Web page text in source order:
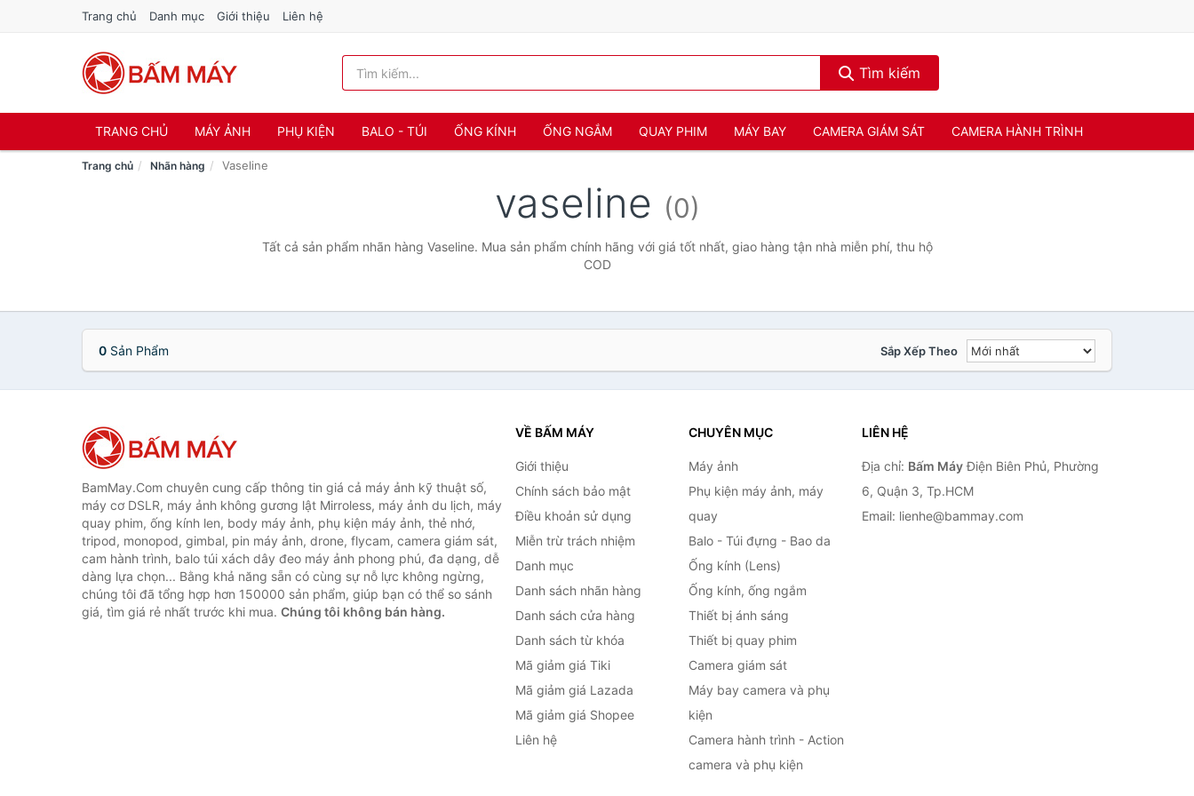
Trang chủ Danh mục Giới thiệu Liên hệ
Tìm kiếm
TRANG CHỦ MÁY ẢNH PHỤ KIỆN BALO - TÚI ỐNG KÍNH ỐNG NGẮM QUAY PHIM MÁY BAY CAMERA GIÁM SÁT CAMERA HÀNH TRÌNH
Trang chủ Nhãn hàng Vaseline
vaseline (0)
Tất cả sản phẩm nhãn hàng Vaseline. Mua sản phẩm chính hãng với giá tốt nhất, giao hàng tận nhà miễn phí, thu hộ
COD
0 Sản Phẩm Sắp Xếp Theo
BamMay.Com chuyên cung cấp thông tin giá cả máy ảnh kỹ thuật số,
máy cơ DSLR, máy ảnh không gương lật Mirroless, máy ảnh du lịch, máy
quay phim, ống kính len, body máy ảnh, phụ kiện máy ảnh, thẻ nhớ,
tripod, monopod, gimbal, pin máy ảnh, drone, flycam, camera giám sát,
cam hành trình, balo túi xách dây đeo máy ảnh phong phú, đa dạng, dễ
dàng lựa chọn... Bằng khả năng sẵn có cùng sự nỗ lực không ngừng,
chúng tôi đã tổng hợp hơn 150000 sản phẩm, giúp bạn có thể so sánh
giá, tìm giá rẻ nhất trước khi mua. Chúng tôi không bán hàng.
VỀ BẤM MÁY
Giới thiệu
Chính sách bảo mật
Điều khoản sử dụng
Miễn trừ trách nhiệm
Danh mục
Danh sách nhãn hàng
Danh sách cửa hàng
Danh sách từ khóa
Mã giảm giá Tiki
Mã giảm giá Lazada
Mã giảm giá Shopee
Liên hệ
CHUYÊN MỤC
Máy ảnh
Phụ kiện máy ảnh, máy
quay
Balo - Túi đựng - Bao da
Ống kính (Lens)
Ống kính, ống ngắm
Thiết bị ánh sáng
Thiết bị quay phim
Camera giám sát
Máy bay camera và phụ
kiện
Camera hành trình - Action
camera và phụ kiện
LIÊN HỆ
Địa chỉ: Bấm MáyĐiện Biên Phủ, Phường
6, Quận 3, Tp.HCM
Email: lienhe@bammay.com